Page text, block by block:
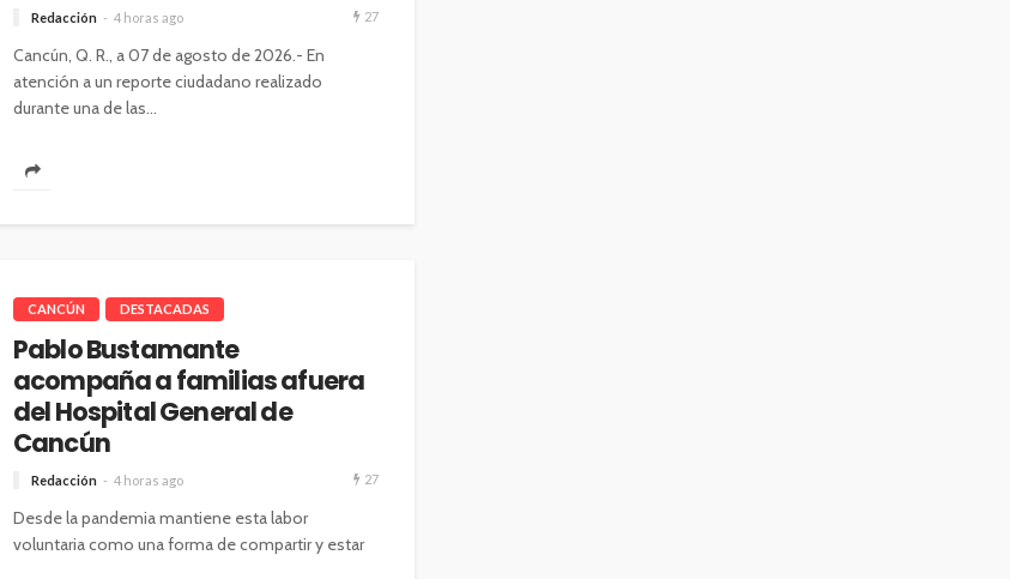
Redacción 4 horas ago 27
Cancún, Q. R., a 07 de agosto de 2026.- En
atención a un reporte ciudadano realizado
durante una de las...
CANCÚN DESTACADAS
Pablo Bustamante
acompaña a familias afuera
del Hospital General de
Cancún
Redacción 4 horas ago 27
Desde la pandemia mantiene esta labor
voluntaria como una forma de compartir y estar